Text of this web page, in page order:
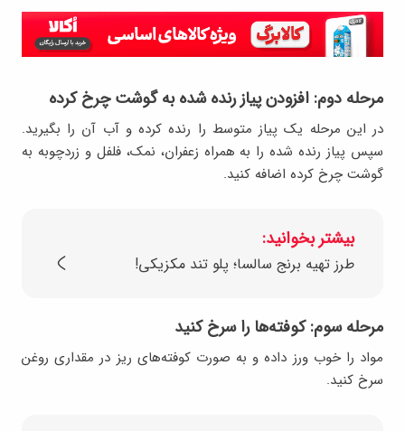
مرحله دوم: افزودن پیاز رنده شده به گوشت چرخ کرده
در این مرحله یک پیاز متوسط را رنده کرده و آب آن را بگیرید.
سپس پیاز رنده شده را به همراه زعفران، نمک، فلفل و زردچوبه به
گوشت چرخ کرده اضافه کنید.
بیشتر بخوانید:
طرز تهیه برنج سالسا؛ پلو تند مکزیکی!
مرحله سوم: کوفته‌ها را سرخ کنید
مواد را خوب ورز داده و به صورت کوفته‌های ریز در مقداری روغن
سرخ کنید.